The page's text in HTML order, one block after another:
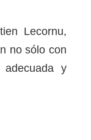
Lecornu,
no sólo con
y